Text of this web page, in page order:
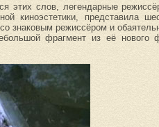
этих слов, легендарные
киноэстетики, представила
знаковым режиссёром и
фрагмент из её